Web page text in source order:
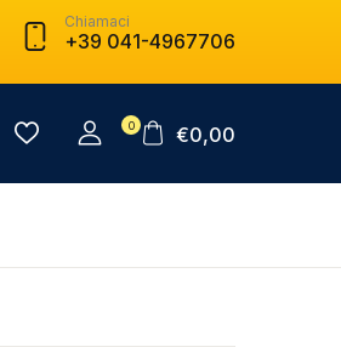
Chiamaci
+39 041-4967706
0 €0,00